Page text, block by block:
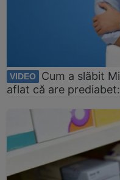
VIDEO
Cum a slăbit
aflat că are